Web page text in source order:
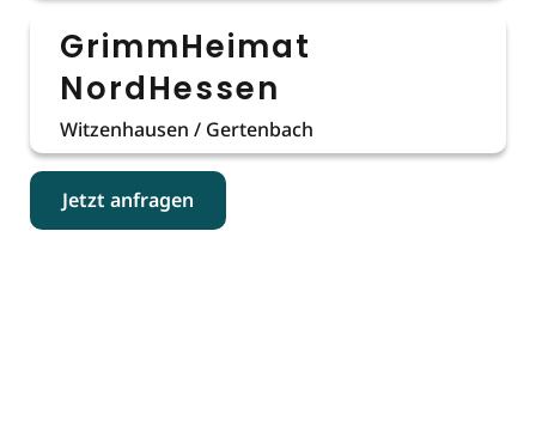
GrimmHeimat
NordHessen
Witzenhausen / Gertenbach
Jetzt anfragen